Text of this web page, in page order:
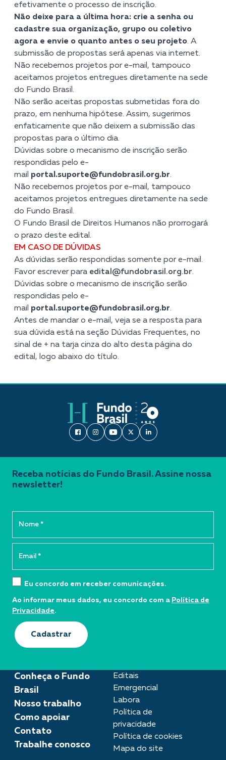
efetivamente o processo de inscrição.
Não deixe para a última hora: crie a senha ou
cadastre sua organização, grupo ou coletivo
agora e envie o quanto antes o seu projeto. A
submissão de propostas será apenas via internet.
Não recebemos projetos por e-mail, tampouco
aceitamos projetos entregues diretamente na sede
do Fundo Brasil.
Não serão aceitas propostas submetidas fora do
prazo, em nenhuma hipótese. Assim, sugerimos
enfaticamente que não deixem a submissão das
propostas para o último dia.
Dúvidas sobre o mecanismo de inscrição serão
respondidas pelo e-
mail portal.suporte@fundobrasil.org.br.
Não recebemos projetos por e-mail, tampouco
aceitamos projetos entregues diretamente na sede
do Fundo Brasil.
O Fundo Brasil de Direitos Humanos não prorrogará
o prazo deste edital.
EM CASO DE DÚVIDAS
As dúvidas serão respondidas somente por e-mail.
Favor escrever para edital@fundobrasil.org.br.
Dúvidas sobre o mecanismo de inscrição serão
respondidas pelo e-
mail portal.suporte@fundobrasil.org.br.
Antes de mandar o e-mail, veja se a resposta para
sua dúvida está na seção Dúvidas Frequentes, no
sinal de + na tarja cinza do alto desta página do
edital, logo abaixo do título.
Conheça o Fundo
Brasil
Nosso trabalho
Como apoiar
Contato
Trabalhe conosco
Editais
Emergencial
Labora
Política de
privacidade
Política de cookies
Mapa do site
Receba notícias do Fundo Brasil. Assine nossa
newsletter!
Eu concordo em receber comunicações.
Ao informar meus dados, eu concordo com a Política de
Privacidade.
Cadastrar